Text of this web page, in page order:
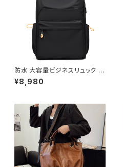
防水 大容量ビジネスリュック メ
ンズ レディース PC対応 通勤通
学バッグ キャリーオン対応 軽量
¥8,980